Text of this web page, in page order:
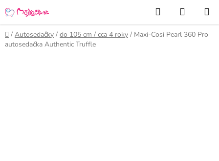
na
obsah
Hľadať
KOŠÍK
Domov
/ Autosedačky / do 105 cm / cca 4 roky / Maxi-Cosi Pearl 360 Pro
autosedačka Authentic Truffle